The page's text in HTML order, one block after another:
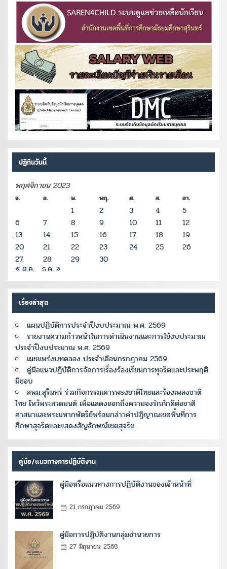
ปฏิทินวันนี้
พฤศจิกายน 2023
จ. อ. พ. พฤ. ศ. ส. อา.
1 2 3 4
5
6
7 8 9 10 11
12
13
14 15 16 17 18
19
20
21 22 23 24 25
26
27
28 29 30
« ต.ค. ธ.ค. »
เรื่องล่าสุด
แผนปฏิบัติการประจำปีงบประมาณ พ.ศ. 2569
รายงานความก้าวหน้าในการดำเนินงานและการใช้งบประมาณ
ประจำปีงบประมาณ พ.ศ. 2569
เผยแพร่งบทดลอง ประจำเดือนกรกฎาคม 2569
คู่มือแนวปฏิบัติการจัดการเรื่องร้องเรียนการทุจริตและประพฤติ
มิชอบ
สพม.สุรินทร์ ร่วมกิจกรรมเคารพธงชาติไทยและร้องเพลงชาติ
ไทย ไหว้พระสวดมนต์ เพื่อแสดงออกถึงความจงรักภักดีต่อชาติ
ศาสนาและพระมหากษัตริย์พร้อมกล่าวคำปฏิญาณเขตพื้นที่การ
ศึกษาสุจริตและแสดงสัญลักษณ์เขตสุจริต
คู่มือ/แนวทางการปฏิบัติงาน
คู่มือหรือแนวทางการปฏิบัติงานของเจ้าหน้าที่
21 กรกฎาคม 2569
คู่มือการปฏิบัติงานกลุ่มอำนวยการ
27 มิถุนายน 2568